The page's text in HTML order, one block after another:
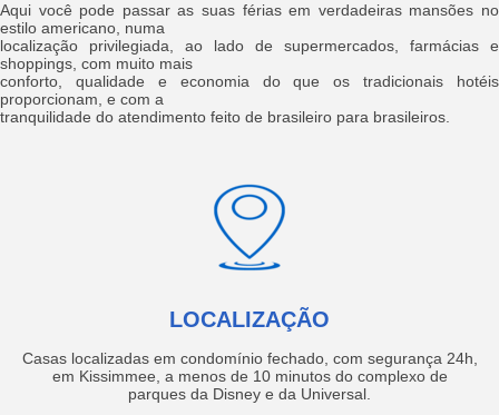
Aqui você pode passar as suas férias em verdadeiras mansões no
estilo americano, numa
localização privilegiada, ao lado de supermercados, farmácias e
shoppings, com muito mais
conforto, qualidade e economia do que os tradicionais hotéis
proporcionam, e com a
tranquilidade do atendimento feito de brasileiro para brasileiros.
LOCALIZAÇÃO
Casas localizadas em condomínio fechado, com segurança 24h,
em Kissimmee, a menos de 10 minutos do complexo de
parques da Disney e da Universal.